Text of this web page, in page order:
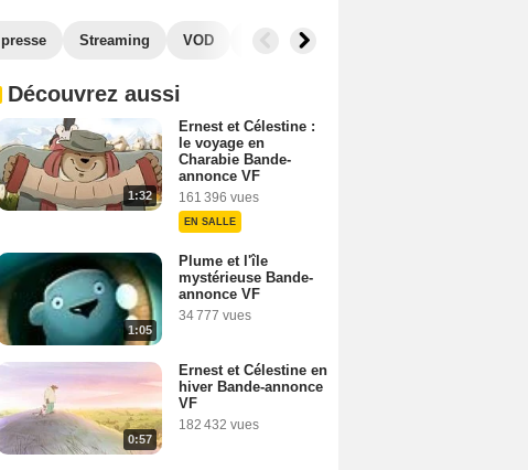
Streaming VOD
Découvrez aussi
1:32
Ernest et Célestine :
le voyage en
Charabie Bande-
annonce VF
161 396 vues
EN SALLE
1:05
Plume et l'île
mystérieuse Bande-
annonce VF
34 777 vues
0:57
Ernest et Célestine en
hiver Bande-annonce
VF
182 432 vues